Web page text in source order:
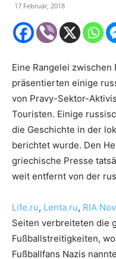
17 Februar, 2018
Eine Rangelei zwischen
präsentierten einige
von Pravy-Sektor-
Touristen. Einige
die Geschichte in der
berichtet wurde. Den
griechische Presse
weit entfernt von der
Life.ru, Lenta.ru, RIA
Seiten verbreiteten die
Fußballstreitigkeiten,
Fußballfans Nazis